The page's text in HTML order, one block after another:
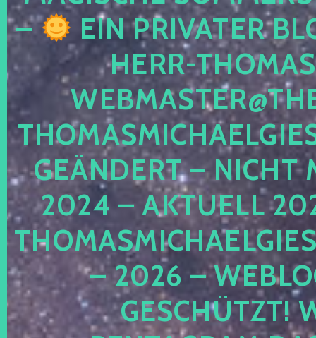
–
EIN PRIVATER
HERR-
GEÄNDERT – NICHT
2024 – AKTUELL
– 2026 –
ESCHÜTZT!